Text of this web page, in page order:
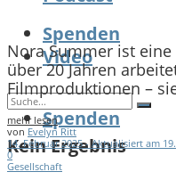
Video
Spenden
Spenden
Kein Ergebnis
Nora Summer ist
über 20 Jahren
Filmproduktionen –
mehr lesen
von Evelyn Ritt
14. Februar 2025 - Aktualisiert am
0
Gesellschaft